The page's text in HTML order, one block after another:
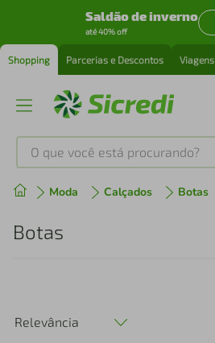
Saldão de inverno
até 40% off
Shopping Parcerias e Descontos Viagens
O que você está procurando?
Moda Calçados Botas
Botas
Relevância
Produtos mais buscados
º perfume